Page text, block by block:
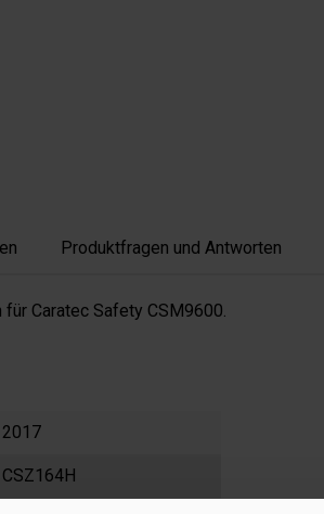
Produktfragen und Antworten
Caratec Safety CSM9600.
2017
CSZ164H